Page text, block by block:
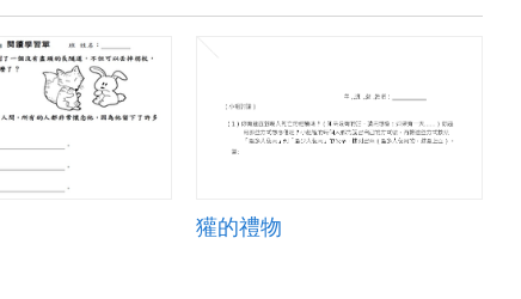
獾的禮物